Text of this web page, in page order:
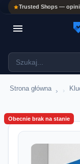
Trusted Shops —

Strona główna ›
Obecnie brak na stanie